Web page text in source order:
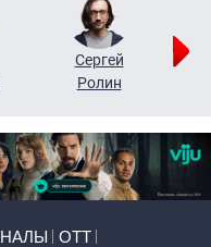
Сергей
Ролин
ОТТ